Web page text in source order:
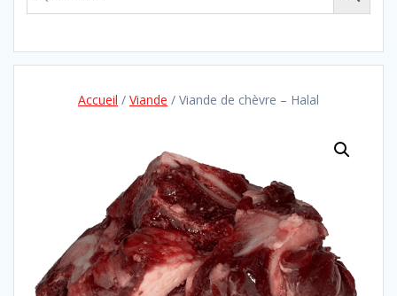
Accueil / Viande / Viande de chèvre – Halal